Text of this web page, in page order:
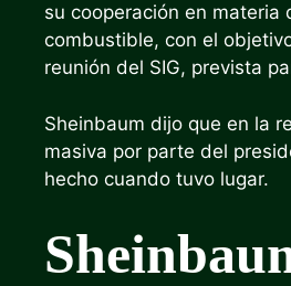
su cooperación en
combustible, con el
reunión del SIG, prevista
Sheinbaum dijo que en la
masiva por parte del
hecho cuando tuvo lugar.